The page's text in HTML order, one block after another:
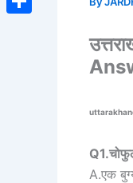
A.एक